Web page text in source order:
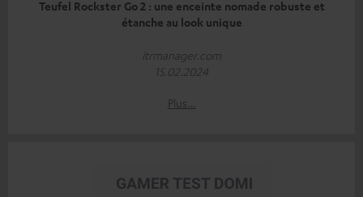
Teufel Rockster Go 2 : une enceinte nomade robuste et
étanche au look unique
itrmanager.com
15.02.2024
Plus…